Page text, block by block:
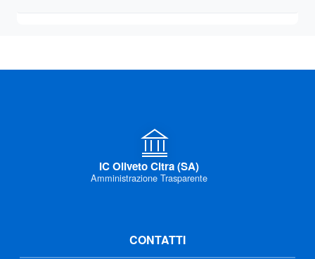
IC Oliveto Citra (SA)
Amministrazione Trasparente
CONTATTI